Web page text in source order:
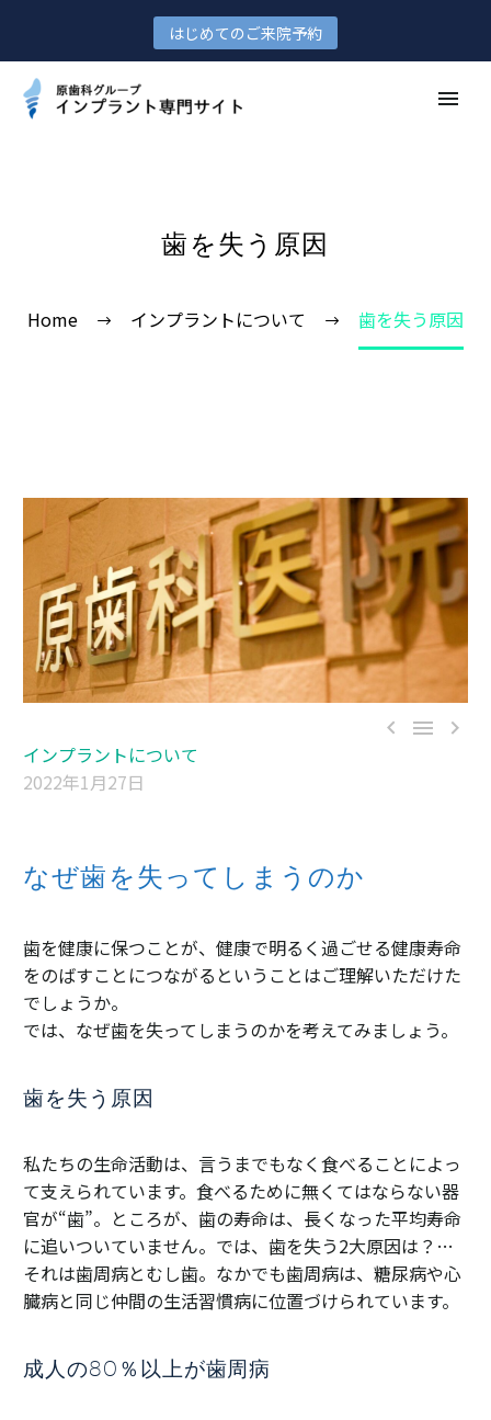
はじめてのご来院予約
歯を失う原因
Home インプラントについて 歯を失う原因
  
インプラントについて
2022年1月27日
なぜ歯を失ってしまうのか
歯を健康に保つことが、健康で明るく過ごせる健康寿命
をのばすことにつながるということはご理解いただけた
でしょうか。
では、なぜ歯を失ってしまうのかを考えてみましょう。
歯を失う原因
私たちの生命活動は、言うまでもなく食べることによっ
て支えられています。食べるために無くてはならない器
官が“歯”。ところが、歯の寿命は、長くなった平均寿命
に追いついていません。では、歯を失う2大原因は？…
それは歯周病とむし歯。なかでも歯周病は、糖尿病や心
臓病と同じ仲間の生活習慣病に位置づけられています。
成人の80％以上が歯周病